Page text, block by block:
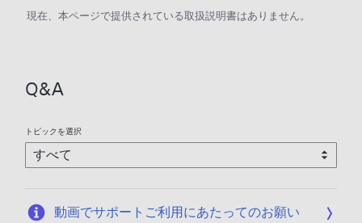
現在、本ページで提供されている取扱説明書はありません。
Q&A
トピックを選択
動画でサポートご利用にあたってのお願い